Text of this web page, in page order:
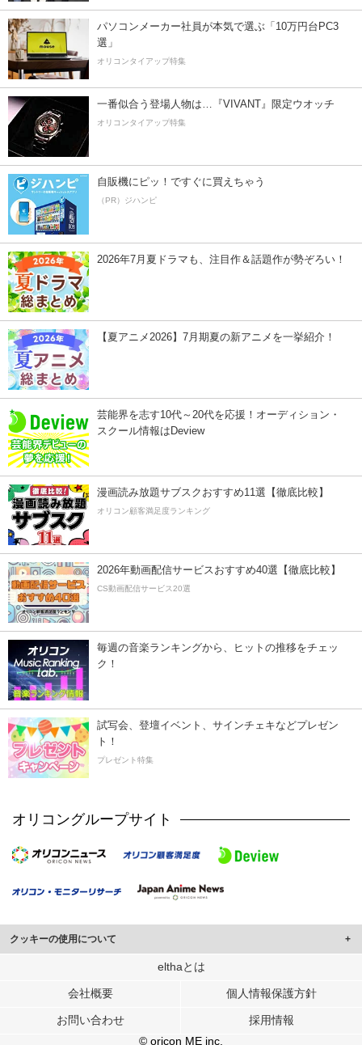
パソコンメーカー社員が本気で選ぶ「10万円台PC3
選」
オリコンタイアップ特集
一番似合う登場人物は…『VIVANT』限定ウオッチ
オリコンタイアップ特集
自販機にピッ！ですぐに買えちゃう
（PR）ジハンピ
2026年7月夏ドラマも、注目作＆話題作が勢ぞろい！
【夏アニメ2026】7月期夏の新アニメを一挙紹介！
芸能界を志す10代～20代を応援！オーディション・
スクール情報はDeview
漫画読み放題サブスクおすすめ11選【徹底比較】
オリコン顧客満足度ランキング
2026年動画配信サービスおすすめ40選【徹底比較】
CS動画配信サービス20選
毎週の音楽ランキングから、ヒットの推移をチェッ
ク！
試写会、登壇イベント、サインチェキなどプレゼン
ト！
プレゼント特集
オリコングループサイト
クッキーの使用について
このサイトでは Cookie を使用して、ユーザーに合わせたコンテンツや広告の
行っています。
メディアや広告配信、データ解析の各パートナーに提供しています。
各パートナーは、この情報とユーザーが各パートナーに提供した他の情報や、
elthaとは
会社概要 個人情報保護方針
お問い合わせ
採用情報
© oricon ME inc.